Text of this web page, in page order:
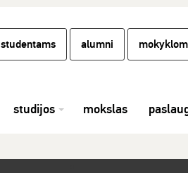
studentams alumni
studijos mokslas